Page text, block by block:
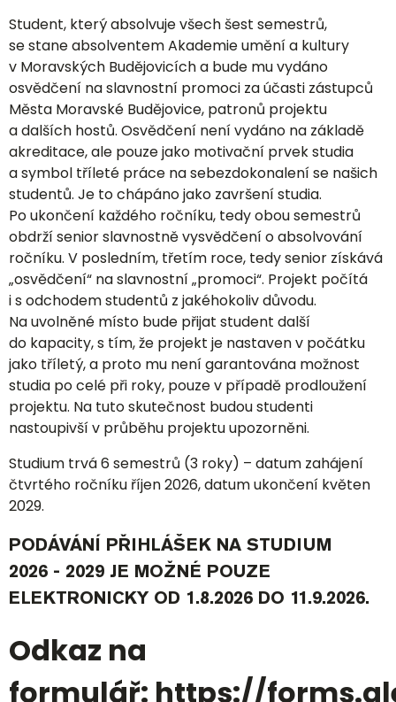
Student, který absolvuje všech šest semestrů,
se stane absolventem Akademie umění a kultury
v Moravských Budějovicích a bude mu vydáno
osvědčení na slavnostní promoci za účasti zástupců
Města Moravské Budějovice, patronů projektu
a dalších hostů. Osvědčení není vydáno na základě
akreditace, ale pouze jako motivační prvek studia
a symbol tříleté práce na sebezdokonalení se našich
studentů. Je to chápáno jako završení studia.
Po ukončení každého ročníku, tedy obou semestrů
obdrží senior slavnostně vysvědčení o absolvování
ročníku. V posledním, třetím roce, tedy senior získává
„osvědčení“ na slavnostní „promoci“. Projekt počítá
i s odchodem studentů z jakéhokoliv důvodu.
Na uvolněné místo bude přijat student další
do kapacity, s tím, že projekt je nastaven v počátku
jako tříletý, a proto mu není garantována možnost
studia po celé při roky, pouze v případě prodloužení
projektu. Na tuto skutečnost budou studenti
nastoupivší v průběhu projektu upozorněni.
Studium trvá 6 semestrů (3 roky) – datum zahájení
čtvrtého ročníku říjen 2026, datum ukončení květen
2029.
PODÁVÁNÍ PŘIHLÁŠEK NA STUDIUM
2026 - 2029 JE MOŽNÉ POUZE
ELEKTRONICKY OD 1.8.2026 DO 11.9.2026.
Odkaz na
formulář: https://